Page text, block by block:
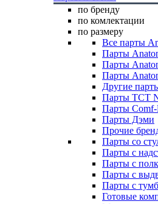
по бренду
по комлектации
по размеру
Все парты
Парты
Парты
Парты
Другие
Парты TCT
Парты Comf-
Парты Дэми
Прочие
Парты со
Парты с
Парты с
Парты с
Парты с
Готовые